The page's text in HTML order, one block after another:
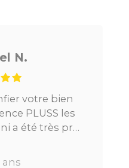
Noé G.
un appartement sur
très bien passé. De
relation jusqu’à la
digital qui fait gagner
de temps ne fait pas
il y a 3 ans